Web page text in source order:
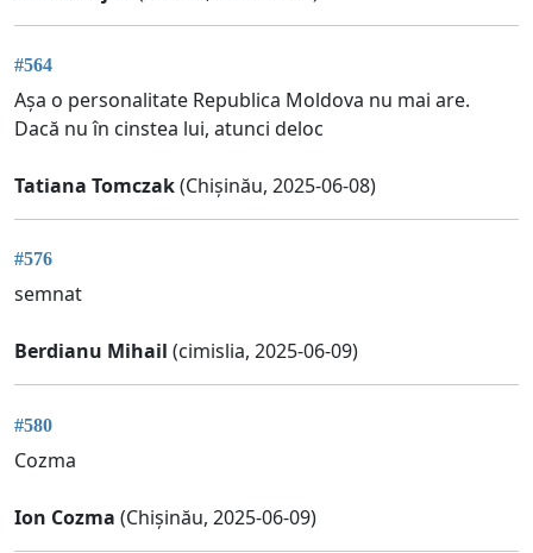
#564
Așa o personalitate Republica Moldova nu mai are.
Dacă nu în cinstea lui, atunci deloc
Tatiana Tomczak(Chișinău, 2025-06-08)
#576
semnat
Berdianu Mihail (cimislia, 2025-06-09)
#580
Cozma
Ion Cozma (Chișinău, 2025-06-09)